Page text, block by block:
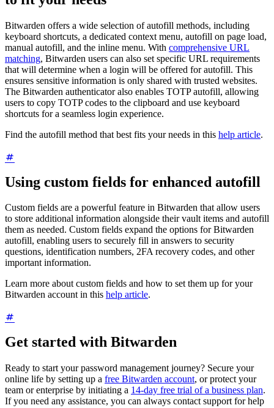
Bitwarden offers a wide selection of autofill methods, including
keyboard shortcuts, a dedicated context menu, autofill on page load,
manual autofill, and the inline menu. With comprehensive URL
matching, Bitwarden users can also set specific URL requirements
that will determine when a login will be offered for autofill. This
ensures sensitive information is only shared with trusted websites.
The Bitwarden authenticator also enables TOTP autofill, allowing
users to copy TOTP codes to the clipboard and use keyboard
shortcuts for a seamless login experience.
Find the autofill method that best fits your needs in this help article.
Using custom fields for enhanced autofill
Custom fields are a powerful feature in Bitwarden that allow users
to store additional information alongside their vault items and autofill
them as needed. Custom fields expand the options for Bitwarden
autofill, enabling users to securely fill in answers to security
questions, identification numbers, 2FA recovery codes, and other
important information.
Learn more about custom fields and how to set them up for your
Bitwarden account in this help article.
Get started with Bitwarden
Ready to start your password management journey? Secure your
online life by setting up a free Bitwarden account, or protect your
team or enterprise by initiating a 14-day free trial of a business plan.
If you need any assistance, you can always contact support for help